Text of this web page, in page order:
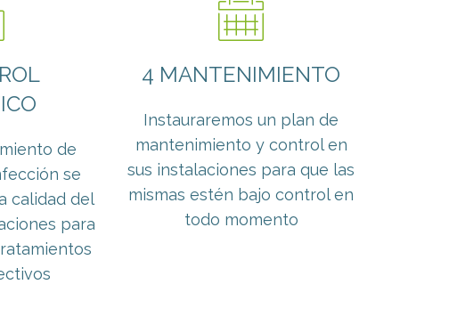
de
se
calidad del
para
4 MANTENIMIENTO
Instauraremos un plan de
mantenimiento y control en
sus instalaciones para que las
mismas estén bajo control en
todo momento